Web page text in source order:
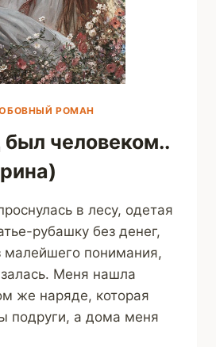
РОМАН
был человеком..
в лесу, одетая
рубашку без денег,
малейшего понимания,
Меня нашла
же наряде, которая
подруги, а дома меня